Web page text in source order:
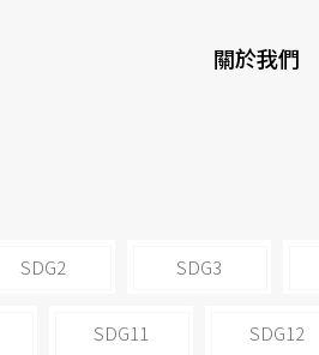
關於我們
SDG2 SDG3
SDG11 SDG12